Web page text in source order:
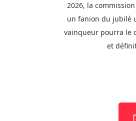
2026, la
un fanion du jubilé
vainqueur pourra le
et